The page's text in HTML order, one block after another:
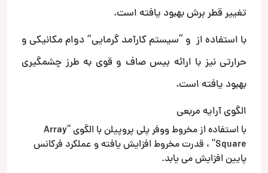
تغییر قطر برش بهبود یافته است.
با استفاده از و “سیستم کارآمد گرمایی” دوام مکانیکی و
حرارتی نیز با ارائه بیس صاف و قوی به طرز چشمگیری
بهبود یافته است.
الگوی آرایه مربعی
با استفاده از مخروط ووفر پلی پروپیلن با الگوی “Array
Square” ، قدرت مخروط افزایش یافته و عملکرد فرکانس
پایین افزایش می یابد.